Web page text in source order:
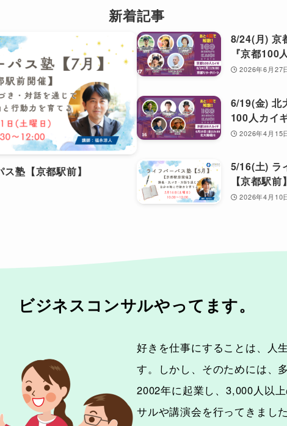
新着記事
塾【京都駅前】
8/24(月) 京
『京都100
2026年6月27
6/19(金) 北
100人カイ
2026年4月15
5/16(土) ラ
【京都駅前】
2026年4月10
ビジネスコンサルやってます。
好きを仕事にすることは、人
す。しかし、そのためには、
2002年に起業し、3,000人以
サルや講演会を行ってきまし